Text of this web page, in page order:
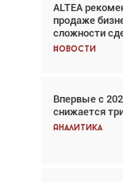
ALTEA
продаже
сложности
Новости
Впервые с
снижается
Аналитика
Авиационный
говорит сама
Новости
Впервые с
снижается
Аналитика